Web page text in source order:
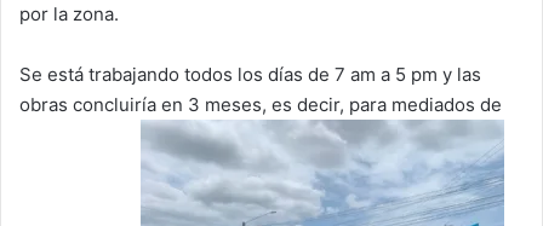
por la zona.
Se está trabajando todos los días de 7 am a 5 pm y las
obras concluiría en 3 meses, es decir, para mediados de